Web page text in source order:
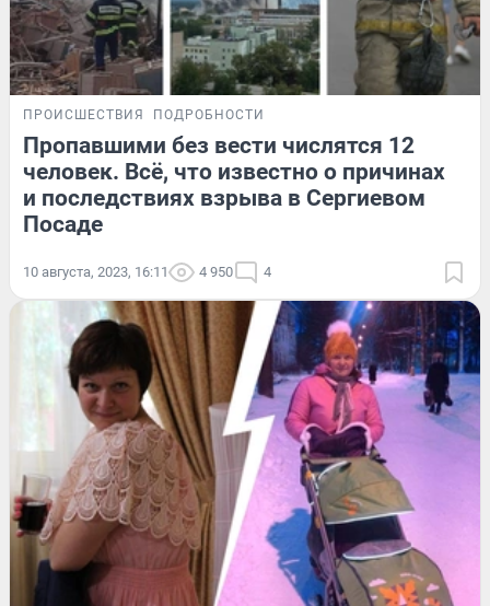
ПРОИСШЕСТВИЯ ПОДРОБНОСТИ
Пропавшими без вести числятся 12
человек. Всё, что известно о причинах
и последствиях взрыва в Сергиевом
Посаде
10 августа, 2023, 16:11 4 950 4